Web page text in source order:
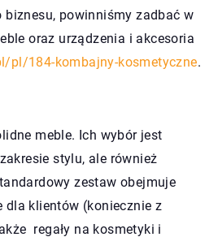
powinniśmy zadbać w
oraz urządzenia i akcesoria
pl/184-kombajny-kosmetyczne.
meble. Ich wybór jest
stylu, ale również
zestaw obejmuje
dla klientów (koniecznie z
regały na kosmetyki i